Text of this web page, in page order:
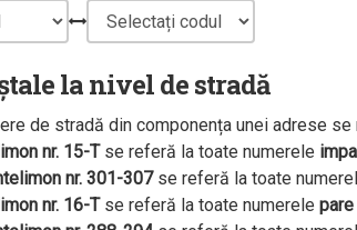
la nivel de stradă
de stradă din componența unei adrese
nr. 15-Tse referă la toate numerele
nr. 301-307se referă la toate
nr. 16-Tse referă la toate numerele pare